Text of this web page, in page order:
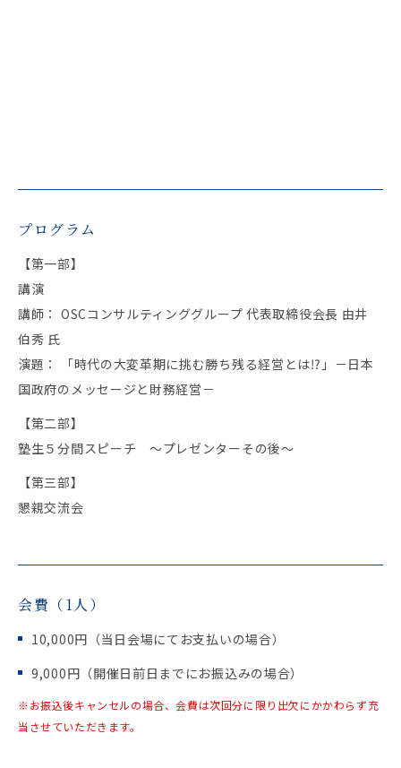
プログラム
【第一部】
講演
講師： OSCコンサルティンググループ 代表取締役会長 由井
伯秀 氏
演題： 「時代の大変革期に挑む勝ち残る経営とは⁉」－日本
国政府のメッセージと財務経営－
【第二部】
塾生５分間スピーチ ～プレゼンターその後～
【第三部】
懇親交流会
会費（1人）
10,000円（当日会場にてお支払いの場合）
9,000円（開催日前日までにお振込みの場合）
※お振込後キャンセルの場合、会費は次回分に限り出欠にかかわらず充
当させていただきます。